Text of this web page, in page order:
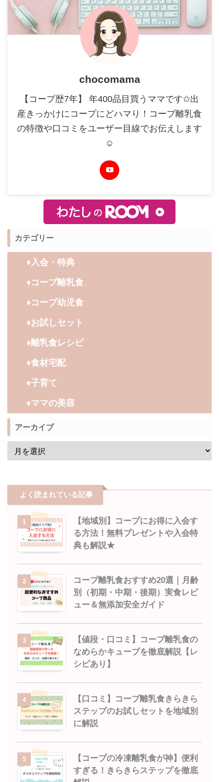
chocomama
【コープ歴7年】 年400品目買うママです✩出
産きっかけにコープにどハマり！コープ離乳食
の特徴や口コミをユーザー目線でお伝えします
☺︎
カテゴリー
♦︎入会・特典
♦︎コープ離乳食
♦︎コープ幼児食
♦︎お試しセット
♦︎離乳食レシピ
♦︎食材宅配
♦︎子育て
♦︎ママの美容
アーカイブ
よく読まれている記事
1
【地域別】コープにお得に入会す
る方法！無料プレゼントや入会特
典も解説★
2
コープ離乳食おすすめ20選｜月齢
別（初期・中期・後期）実食レビ
ュー＆無添加安全ガイド
3
【値段・口コミ】コープ離乳食の
なめらかキューブを徹底解説【レ
シピあり】
4
【口コミ】コープ離乳食きらきら
ステップのお試しセットを地域別
に解説
5
【コープの冷凍離乳食が神】便利
すぎる！きらきらステップを徹底